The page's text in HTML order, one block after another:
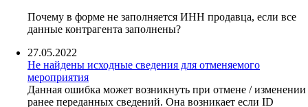
Почему в форме не заполняется ИНН продавца, если все
данные контрагента заполнены?
27.05.2022
Не найдены исходные сведения для отменяемого
мероприятия
Данная ошибка может возникнуть при отмене / изменении
ранее переданных сведений. Она возникает если ID